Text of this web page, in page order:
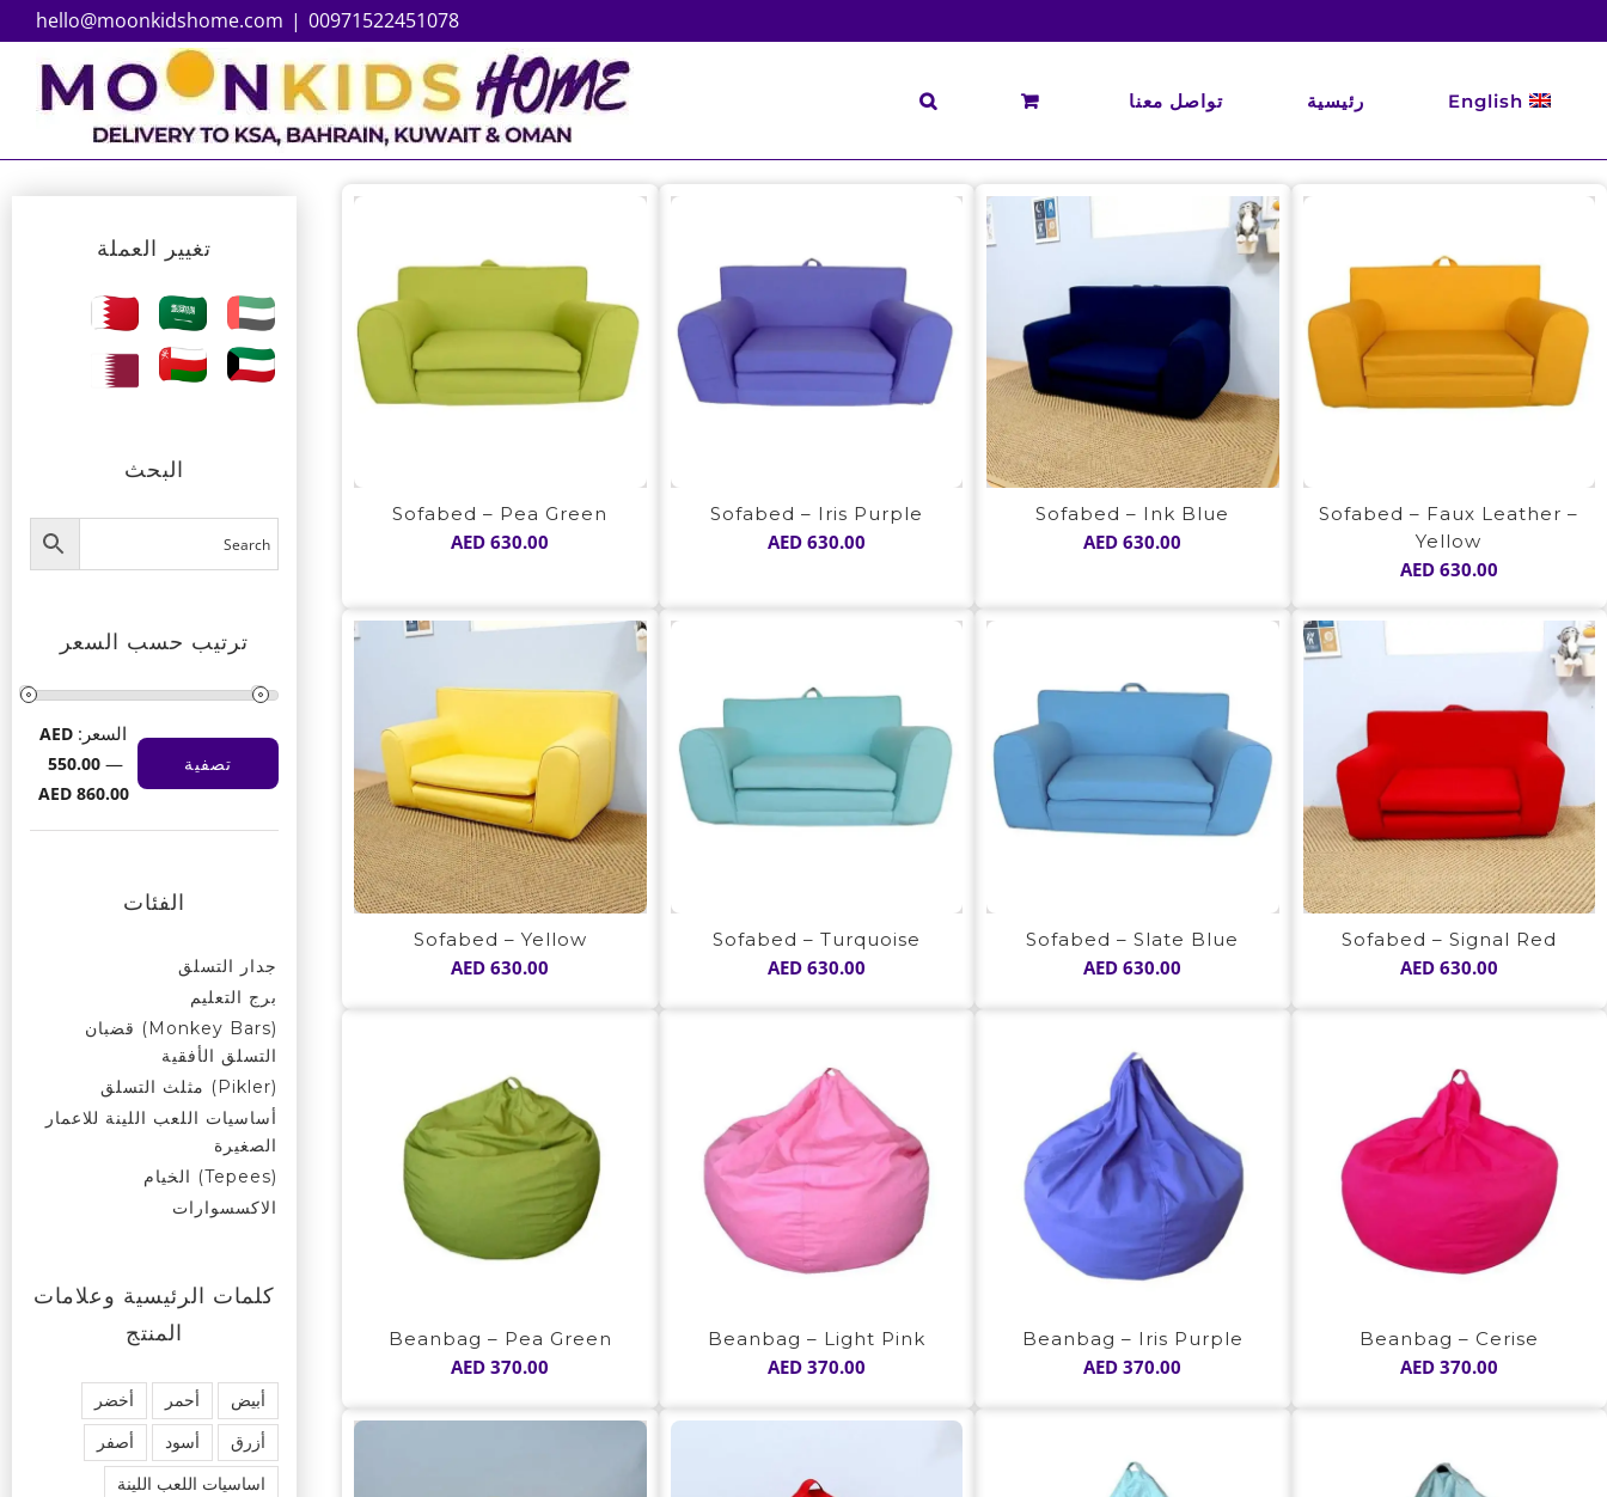
to
00971522451078
|
hello@moonkidshome.com
English رئيسية تواصل معنا
Sofabed – Faux Leather –
Yellow
AED630.00
Sofabed – Ink Blue
AED 630.00
Sofabed – Iris Purple
AED630.00
Sofabed – Pea Green
AED 630.00
Sofabed – Signal Red
AED630.00
Sofabed – Slate Blue
AED 630.00
Sofabed – Turquoise
AED630.00
Sofabed – Yellow
AED 630.00
Beanbag – Cerise
AED370.00
Beanbag – Iris Purple
AED 370.00
Beanbag – Light Pink
AED370.00
Beanbag – Pea Green
AED 370.00
تغيير العملة
البحث
ترتيب حسب السعر
أدنى
أعلى
تصفية
السعر: AED
550.00—
AED 860.00
الفئات
جدار التسلق
برج التعليم
(Monkey Bars) قضبان
التسلق الأفقية
(Pikler) مثلث التسلق
أساسيات اللعب اللينة للاعمار
الصغيرة
(Tepees) الخيام
الاكسسوارات
كلمات الرئيسية وعلامات
المنتج
أبيض أحمر
أخضر
أزرق
أسود
أصفر
اساسيات اللعب اللينة